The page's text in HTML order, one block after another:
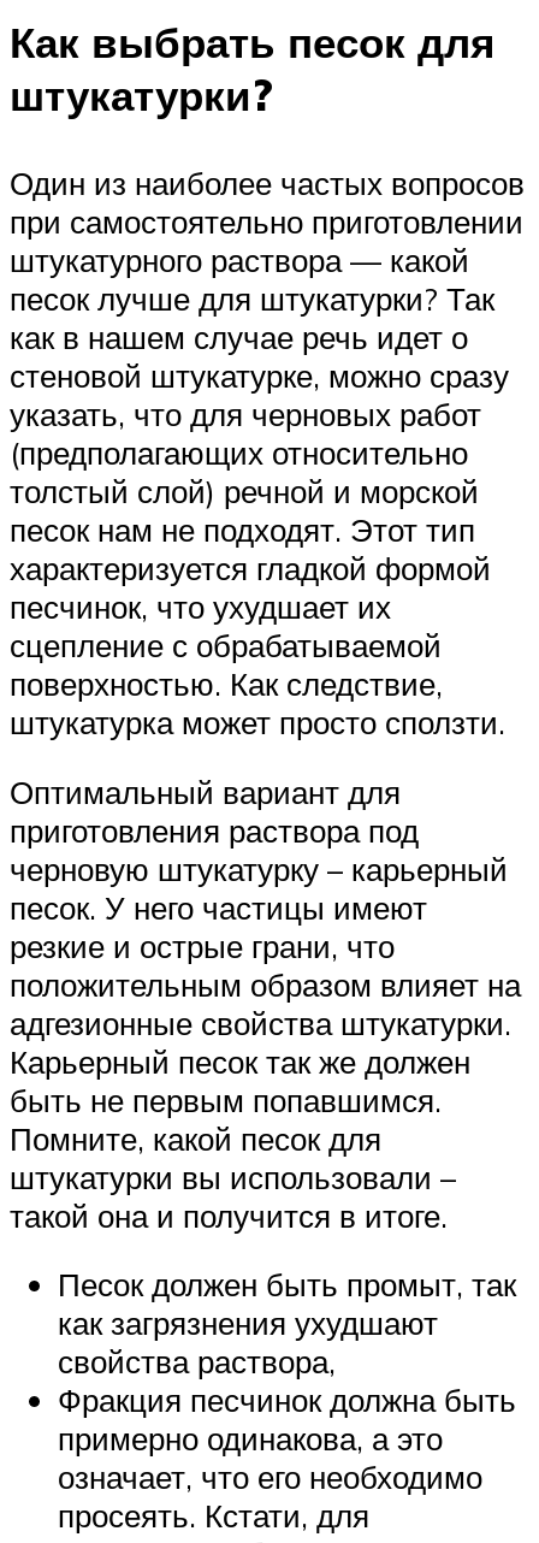
Как выбрать песок для
штукатурки?
Один из наиболее частых вопросов
при самостоятельно приготовлении
штукатурного раствора — какой
песок лучше для штукатурки? Так
как в нашем случае речь идет о
стеновой штукатурке, можно сразу
указать, что для черновых работ
(предполагающих относительно
толстый слой) речной и морской
песок нам не подходят. Этот тип
характеризуется гладкой формой
песчинок, что ухудшает их
сцепление с обрабатываемой
поверхностью. Как следствие,
штукатурка может просто сползти.
Оптимальный вариант для
приготовления раствора под
черновую штукатурку – карьерный
песок. У него частицы имеют
резкие и острые грани, что
положительным образом влияет на
адгезионные свойства штукатурки.
Карьерный песок так же должен
быть не первым попавшимся.
Помните, какой песок для
штукатурки вы использовали –
такой она и получится в итоге.
Песок должен быть промыт, так
как загрязнения ухудшают
свойства раствора,
Фракция песчинок должна быть
примерно одинакова, а это
означает, что его необходимо
просеять. Кстати, для